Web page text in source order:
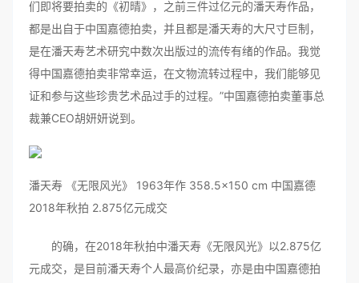
们即将要拍卖的《初晴》，之前三件过亿元的潘天寿作品，
都是出自于中国嘉德拍卖，并且都是潘天寿的大尺寸巨制，
是在潘天寿艺术研究中数次出版过的流传有绪的作品。我觉
得中国嘉德拍卖非常幸运，在文物流转过程中，我们能够见
证和参与这些珍贵艺术品过手的过程。”中国嘉德拍卖董事总
裁兼CEO胡妍妍说到。
潘天寿 《无限风光》 1963年作 358.5×150 cm 中国嘉德
2018年秋拍 2.875亿元成交
的确，在2018年秋拍中潘天寿《无限风光》以2.875亿
元成交，是目前潘天寿个人最高价纪录，亦是由中国嘉德拍